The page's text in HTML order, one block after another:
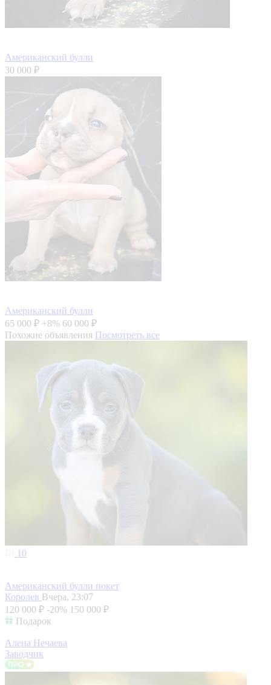
Американский булли
30 000 ₽
Американский булли
65 000 ₽ +8% 60 000 ₽
Похожие объявления Посмотреть все
10
Американский булли покет
Королев Вчера, 23:07
120 000 ₽ -20% 150 000 ₽
Подарок
Алена Нечаева
Заводчик